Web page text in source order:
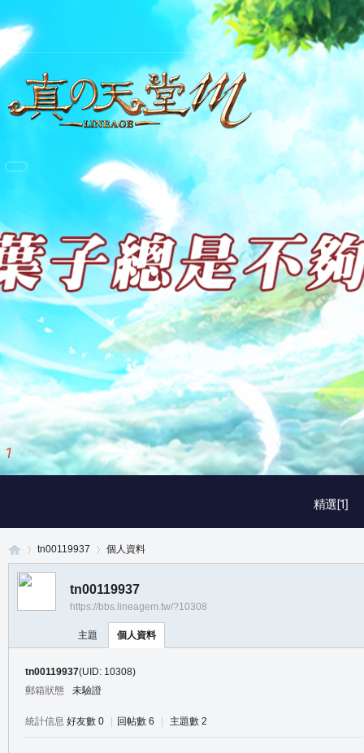
精選[1]
1 / 3
tn00119937 個人資料
tn00119937
https://bbs.lineagem.tw/?10308
主題 個人資料
tn00119937(UID: 10308)
郵箱狀態
未驗證
統計信息 好友數 0 回帖數 6 主題數 2